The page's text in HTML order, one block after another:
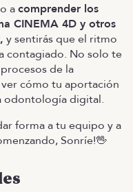
acomprender los
CINEMA 4D y otros
y sentirás que el ritmo
contagiado. No solo te
de la
cómo tu aportación
odontología digital.
forma a tu equipo y a
Sonríe!🖖